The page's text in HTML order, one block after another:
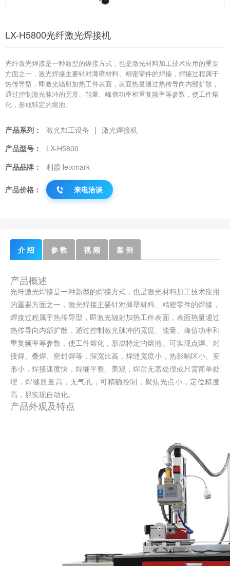
LX-H5800光纤激光焊接机
光纤激光焊接是一种新型的焊接方式，也是激光材料加工技术应用的重要
方面之一，激光焊接主要针对薄壁材料、精密零件的焊接，焊接过程属于
热传导型，即激光辐射加热工件表面，表面热量通过热传导向内部扩散，
通过控制激光脉冲的宽度、能量、峰值功率和重复频率等参数，使工件熔
化，形成特定的熔池。
产品系列： 激光加工设备 | 激光焊接机
产品型号：
LX-H5800
产品品牌：
利霞 leixmark
产品价格： 来电洽谈
介 绍 参 数 视 频 案 例
产品概述
光纤激光焊接是一种新型的焊接方式，也是激光材料加工技术应用
的重要方面之一，激光焊接主要针对薄壁材料、精密零件的焊接，
焊接过程属于热传导型，即激光辐射加热工件表面，表面热量通过
热传导向内部扩散，通过控制激光脉冲的宽度、能量、峰值功率和
重复频率等参数，使工件熔化，形成特定的熔池。可实现点焊、对
接焊、叠焊、密封焊等，深宽比高，焊缝宽度小，热影响区小、变
形小，焊接速度快，焊缝平整、美观，焊后无需处理或只需简单处
理，焊缝质量高，无气孔，可精确控制，聚焦光点小，定位精度
高，易实现自动化。
产品外观及特点